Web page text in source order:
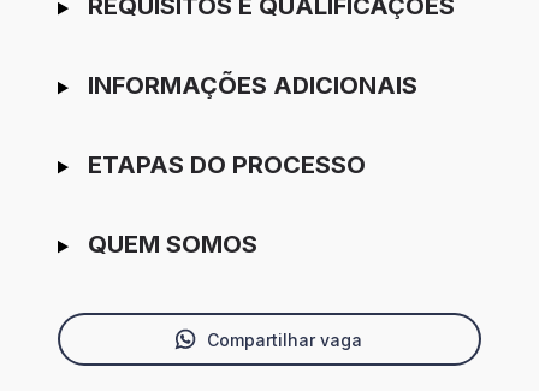
REQUISITOS E QUALIFICAÇÕES
INFORMAÇÕES ADICIONAIS
ETAPAS DO PROCESSO
QUEM SOMOS
Compartilhar vaga